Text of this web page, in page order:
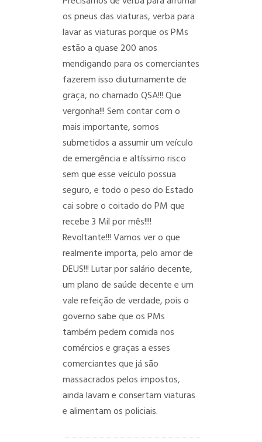
os pneus das viaturas, verba para
lavar as viaturas porque os PMs
estão a quase 200 anos
mendigando para os comerciantes
fazerem isso diuturnamente de
graça, no chamado QSA!!! Que
vergonha!!!Sem contar com o
mais importante, somos
submetidos a assumir um veículo
de emergência e altíssimo risco
sem que esse veículo possua
seguro, e todo o peso do Estado
cai sobre o coitado do PM que
recebe 3 Mil por mês!!!!
Revoltante!!! Vamos ver o que
realmente importa, pelo amor de
DEUS!!! Lutar por salário decente,
um plano de saúde decente e um
vale refeição de verdade, pois o
governo sabe que os PMs
também pedem comida nos
comércios e graças a esses
comerciantes que já são
massacrados pelos impostos,
ainda lavam e consertam viaturas
e alimentam os policiais.